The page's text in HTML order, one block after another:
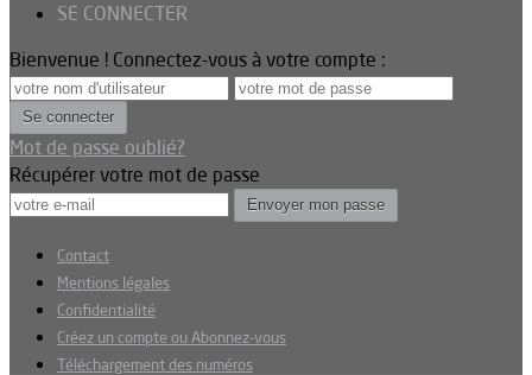
SE CONNECTER
Bienvenue ! Connectez-vous à votre compte :
Mot de passe oublié?
Récupérer votre mot de passe
Contact
Mentions légales
Confidentialité
Créez un compte ou Abonnez-vous
Téléchargement des numéros